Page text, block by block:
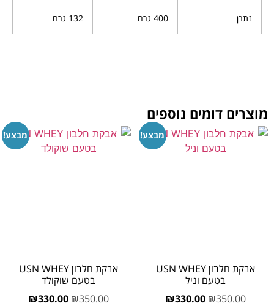
נתרן 400 גרם 132 גרם
מוצרים דומים נוספים
מבצע!
אבקת חלבון USN WHEY
בטעם וניל
₪350.00
₪330.00
מבצע!
אבקת חלבון USN WHEY
בטעם שוקולד
₪350.00
₪330.00